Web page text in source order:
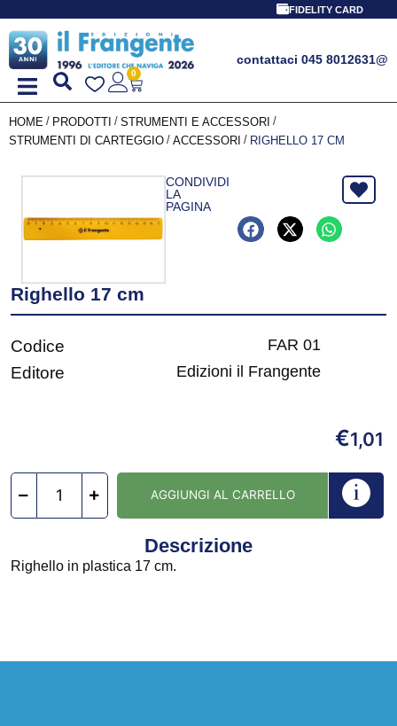
FIDELITY CARD
contattaci 045 8012631@
0
HOME / PRODOTTI / STRUMENTI E ACCESSORI /
STRUMENTI DI CARTEGGIO / ACCESSORI / RIGHELLO 17 CM
CONDIVIDI
LA
PAGINA
Righello 17 cm
Codice FAR 01
Editore Edizioni il Frangente
€1,01
AGGIUNGI AL CARRELLO
Descrizione
Righello in plastica 17 cm.